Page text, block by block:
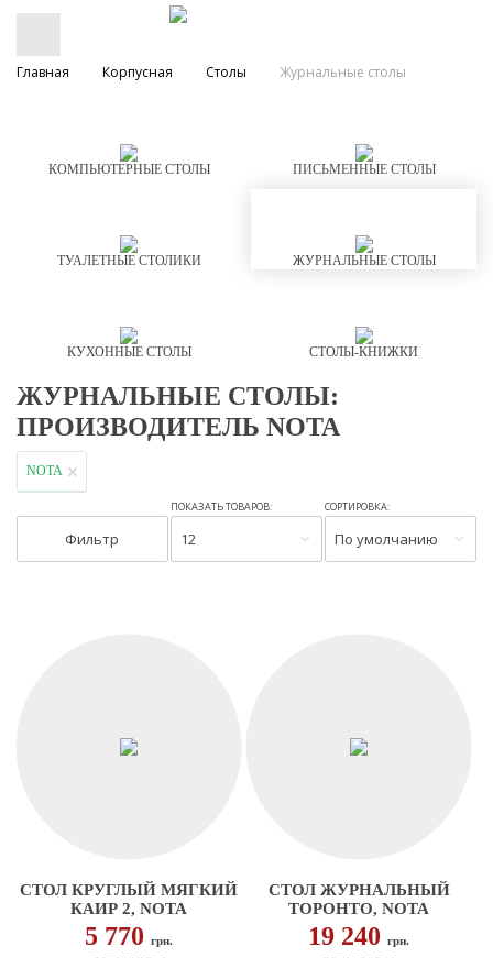
Главная Корпусная Столы Журнальные столы
КОМПЬЮТЕРНЫЕ СТОЛЫ ПИСЬМЕННЫЕ СТОЛЫ
ТУАЛЕТНЫЕ СТОЛИКИ ЖУРНАЛЬНЫЕ СТОЛЫ
КУХОННЫЕ СТОЛЫ СТОЛЫ-КНИЖКИ
ЖУРНАЛЬНЫЕ СТОЛЫ:
ПРОИЗВОДИТЕЛЬ NOTA
NOTA
Фильтр
ПОКАЗАТЬ ТОВАРОВ:
12
СОРТИРОВКА:
По умолчанию
СТОЛ КРУГЛЫЙ МЯГКИЙ
КАИР 2, NOTA
5 770грн.
СТОЛ ЖУРНАЛЬНЫЙ
ТОРОНТО, NOTA
19 240грн.